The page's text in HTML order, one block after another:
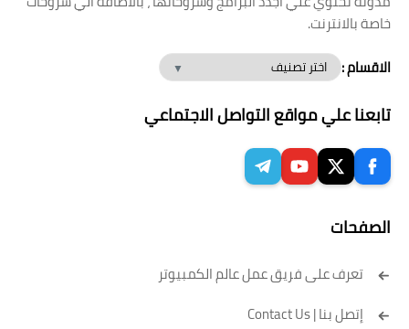
خاصة بالانترنت.
الاقسام :
تابعنا علي مواقع التواصل الاجتماعي
الصفحات
تعرف على فريق عمل عالم الكمبيوتر
إتصل بنا | Contact Us